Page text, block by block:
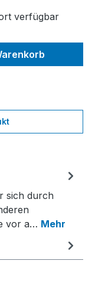
verfügbar
sich durch
vor a… Mehr